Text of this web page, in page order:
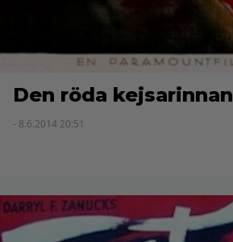
Den röda kejsarinnan
- 8.6.2014 20:51